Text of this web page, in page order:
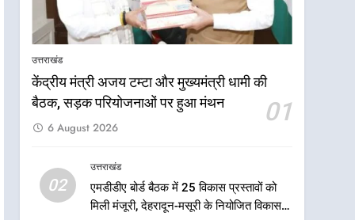
उत्तराखंड
केंद्रीय मंत्री अजय टम्टा और मुख्यमंत्री धामी की
बैठक, सड़क परियोजनाओं पर हुआ मंथन
01
6 August 2026
02
उत्तराखंड
एमडीडीए बोर्ड बैठक में 25 विकास प्रस्तावों को
मिली मंजूरी, देहरादून-मसूरी के नियोजित विकास
आपदा के मलबे से उम्मीद की नई
सुबह, मुख्यमंत्री धामी ने ₹33
करोड़ के विकास और राहत कार्यों
भरोसे का प्रतीक
7
मंत्री गणेश जोशी ने किसानों से
संवाद कर उन्हें सरकार की विभिन्न
आह्वान किया
8
खेल मंत्री रेखा आर्या ने देवभूमि से
बुलंद किया 2036 ओलंपिक